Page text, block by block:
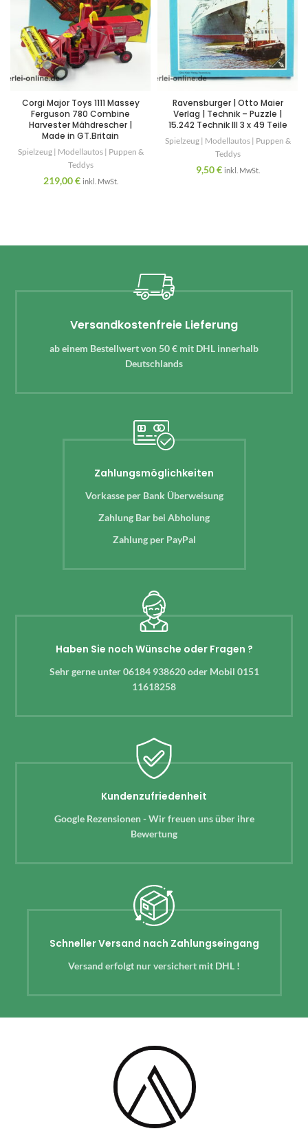
Corgi Major Toys 1111 Massey
Ferguson 780 Combine
Harvester Mähdrescher |
Made in GT.Britain
Spielzeug | Modellautos | Puppen &
Teddys
219,00€ inkl. MwSt.
Ravensburger | Otto Maier
Verlag | Technik – Puzzle |
15.242 Technik III 3 x 49 Teile
Spielzeug | Modellautos | Puppen &
Teddys
9,50€ inkl. MwSt.
Versandkostenfreie Lieferung
ab einem Bestellwert von 50 € mit DHL innerhalb
Deutschlands
Zahlungsmöglichkeiten
Vorkasse per Bank Überweisung
Zahlung Bar bei Abholung
Zahlung per PayPal
Haben Sie noch Wünsche oder Fragen ?
Sehr gerne unter 06184 938620 oder Mobil 0151
11618258
Kundenzufriedenheit
Google Rezensionen - Wir freuen uns über ihre
Bewertung
Schneller Versand nach Zahlungseingang
Versand erfolgt nur versichert mit DHL !